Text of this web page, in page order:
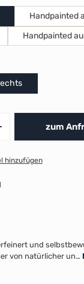
Handpainted
Handpainted
Produktzum
hinzufügen
und
von natürlicher un…